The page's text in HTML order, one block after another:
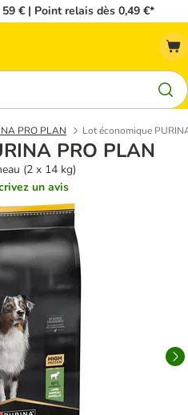
59 € | Point relais dès 0,49 €*
PRO PLAN Lot économique
PRO PLAN
(2 x 14 kg)
un avis